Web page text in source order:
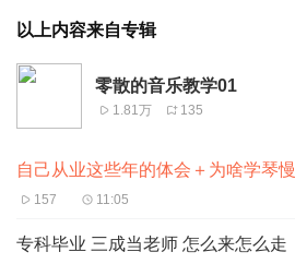
以上内容来自专辑
零散的音乐教学01
1.81万 135
自己从业这些年的体会＋为啥学琴慢
157 11:05
专科毕业 三成当老师 怎么来怎么走